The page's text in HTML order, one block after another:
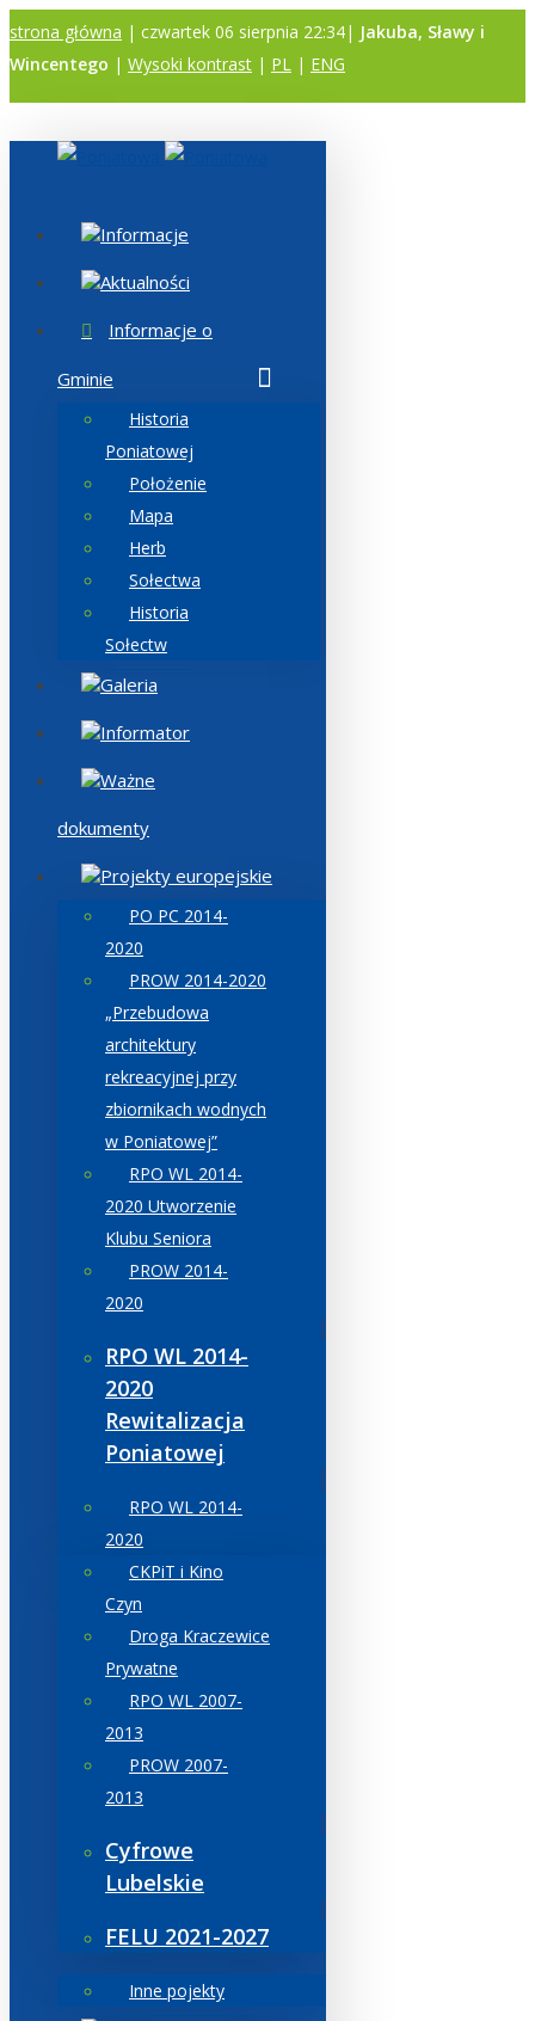
strona główna | czwartek 06 sierpnia 22:34| Jakuba, Sławy i
Wincentego | Wysoki kontrast | PL | ENG
Informacje
Aktualności
Informacje o
Gminie
Historia
Poniatowej
Położenie
Mapa
Herb
Sołectwa
Historia
Sołectw
Galeria
Informator
Ważne
dokumenty
Projekty europejskie
PO PC 2014-
2020
PROW 2014-2020
„Przebudowa
architektury
rekreacyjnej przy
zbiornikach wodnych
w Poniatowej”
RPO WL 2014-
2020 Utworzenie
Klubu Seniora
PROW 2014-
2020
RPO WL 2014-
2020
Rewitalizacja
Poniatowej
RPO WL 2014-
2020
CKPiT i Kino
Czyn
Droga Kraczewice
Prywatne
RPO WL 2007-
2013
PROW 2007-
2013
Cyfrowe
Lubelskie
FELU 2021-2027
Inne pojekty